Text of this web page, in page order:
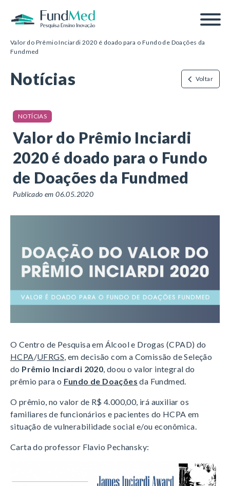
Valor do Prêmio Inciardi 2020 é doado para o Fundo de Doações da
Fundmed
Notícias Voltar
NOTÍCIAS
Valor do Prêmio Inciardi
2020 é doado para o Fundo
de Doações da Fundmed
Publicado em 06.05.2020
O Centro de Pesquisa em Álcool e Drogas (CPAD) do
HCPA/UFRGS , em decisão com a Comissão de Seleção
do Prêmio Inciardi 2020 , doou o valor integral do
prêmio para o Fundo de Doações da Fundmed.
O prêmio, no valor de R$ 4.000,00, irá auxiliar os
familiares de funcionários e pacientes do HCPA em
situação de vulnerabilidade social e/ou econômica.
Carta do professor Flavio Pechansky: